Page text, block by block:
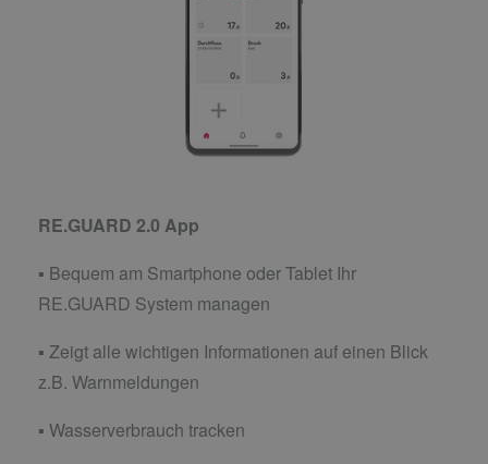
RE.GUARD 2.0 App
▪ Bequem am Smartphone oder Tablet Ihr
RE.GUARD System managen
▪ Zeigt alle wichtigen Informationen auf einen Blick
z.B. Warnmeldungen
▪ Wasserverbrauch tracken